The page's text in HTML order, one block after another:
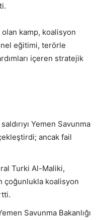
olan kamp, koalisyon
eğitimi, terörle
içeren stratejik
Yemen Savunma
ancak fail
Turki Al-Maliki,
çoğunlukla koalisyon
Savunma Bakanlığı